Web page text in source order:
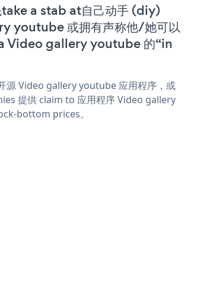
take a stab at自己动手 (diy)
youtube 或拥有声称他/她可以
Video gallery youtube 的“in
源 Video gallery youtube 应用程序，或
提供 claim to 应用程序 Video gallery
bottom prices。